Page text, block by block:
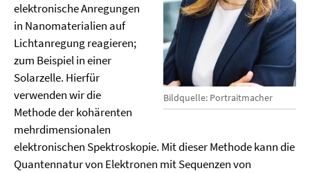
Bildquelle: Portraitmacher
elektronische Anregungen
in Nanomaterialien auf
Lichtanregung reagieren;
zum Beispiel in einer
Solarzelle. Hierfür
verwenden wir die
Methode der kohärenten
mehrdimensionalen
elektronischen Spektroskopie. Mit dieser Methode kann die
Quantennatur von Elektronen mit Sequenzen von